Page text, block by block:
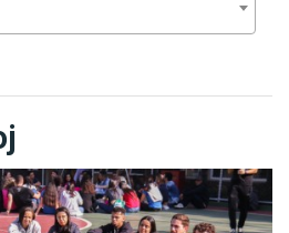
subtekstojn en kvar lingvoj:
Esperanto.